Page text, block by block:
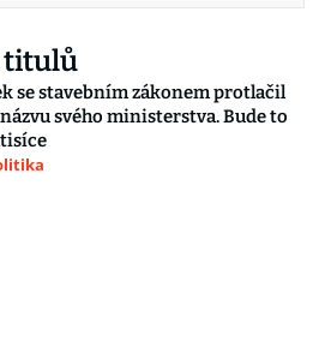
titulů
se stavebním zákonem protlačil
svého ministerstva. Bude to